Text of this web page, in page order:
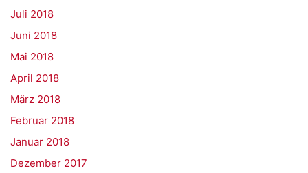
Juli 2018
Juni 2018
Mai 2018
April 2018
März 2018
Februar 2018
Januar 2018
Dezember 2017